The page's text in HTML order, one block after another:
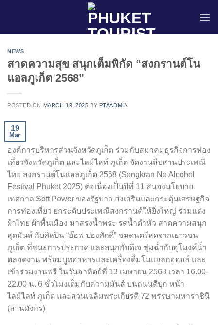
NEWS
สาดความสุข สนุกเต็มพิกัด “สงกรานต์โน
แอลภูเก็ต 2568”
POSTED ON MARCH 19, 2025 BY PTAADMIN
19
Mar
องค์การบริหารส่วนจังหวัดภูเก็ต ร่วมกับสมาคมธุรกิจการท่อง
เที่ยวจังหวัดภูเก็ต และไลม์ไลท์ ภูเก็ต จัดงานสืบสานประเพณี
ไทย สงกรานต์โนแอลภูเก็ต 2568 (Songkran No Alcohol
Festival Phuket 2025) ต่อเนื่องเป็นปีที่ 11 สนองนโยบาย
เทศกาล Soft Power ของรัฐบาล ส่งเสริมและกระตุ้นเศรษฐกิจ
การท่องเที่ยว ยกระดับประเพณีสงกรานต์ให้ยิ่งใหญ่ ร่วมแต่ง
ผ้าไทย ผ้าพื้นเมือง มาสรงน้ำพระ รดน้ำดำหัว สาดความสนุก
สุดมันส์ กับศิลปิน “อ๊อฟ ปองศักดิ์” ชมดนตรีสดจากเยาวชน
ภูเก็ต ที่ชนะการประกวด และสนุกกับดีเจ ชุ่มฉ่ำกับอุโมงค์น้ำ
ตลอดงาน พร้อมบูทอาหารและเครื่องดื่มโนแอลกอฮอล์ และ
เข้าร่วมงานฟรี ในวันอาทิตย์ที่ 13 เมษายน 2568 เวลา 16.00-
22.00 น. 6 ชั่วโมงเต็มกับความมันส์ บนถนนดีบุก หน้า
ไลม์ไลท์ ภูเก็ต และสวนเฉลิมพระเกียรติ 72 พรรษามหาราชินี
(ลานมังกร)